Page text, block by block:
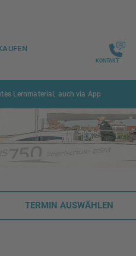
Kontakt
KONTAKT
Lernmaterial, auch via App
TERMIN AUSWÄHLEN